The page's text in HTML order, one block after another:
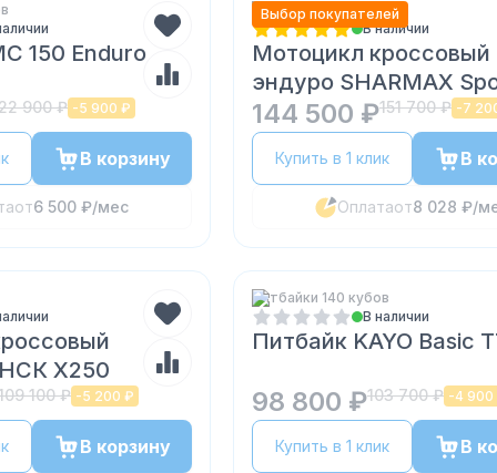
150 Enduro
900 ₽ -5 900 ₽
В корзину
от6 500 ₽/мес
Выбор покупателей
Эндуро 250 кубов
В наличии
Мотоцикл кроссовый
эндуро SHARMAX
144 500 ₽151 700 ₽ -7
Купить в 1 клик В
Оплатаот8 028 ₽/
X250
100 ₽ -5 200 ₽
В корзину
Питбайки 140 кубов
В наличии
Питбайк KAYO Basic
98 800 ₽103 700 ₽ -4 900
Купить в 1 клик В